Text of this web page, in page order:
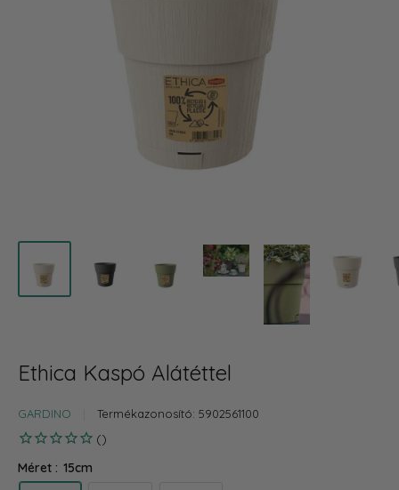
Ethica Kaspó Alátéttel
GARDINO Termékazonosító: 5902561100
Méret : 15cm